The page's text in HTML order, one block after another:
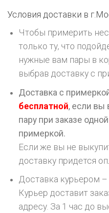
Условия доставки в г.
Чтобы примерить
только ту, что
нужные вам пары в
выбрав доставку с
Доставка с
бесплатной, если вы
пару при заказе
примеркой.
Если же вы не
доставку придется
Доставка курьером –
Курьер доставит
адресу. За 1 час до